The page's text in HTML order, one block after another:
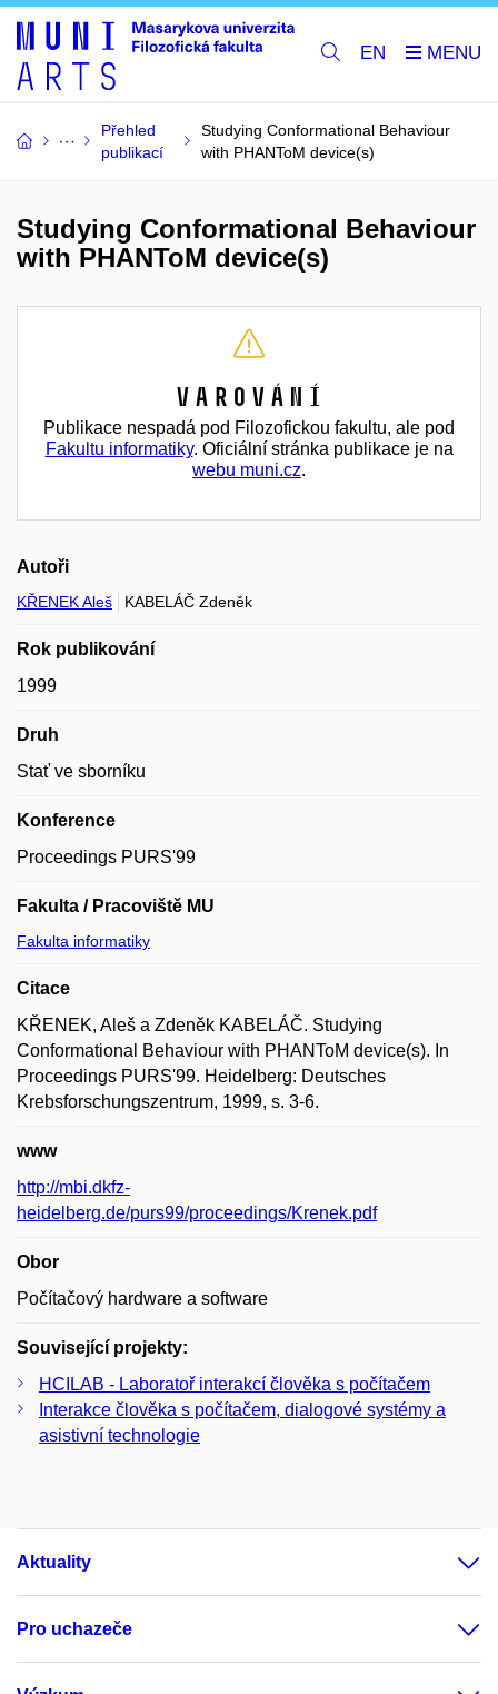
EN
Přehled
publikací
Studying Conformational Behaviour
with PHANToM device(s)
Studying Conformational Behaviour
with PHANToM device(s)
Varování
Publikace nespadá pod Filozofickou fakultu, ale pod
Fakultu informatiky. Oficiální stránka publikace je na
webu muni.cz.
Autoři
KŘENEK Aleš KABELÁČ Zdeněk
Rok publikování
1999
Druh
Stať ve sborníku
Konference
Proceedings PURS'99
Fakulta / Pracoviště MU
Fakulta informatiky
Citace
KŘENEK, Aleš a Zdeněk KABELÁČ. Studying
Conformational Behaviour with PHANToM device(s). In
Proceedings PURS'99. Heidelberg: Deutsches
Krebsforschungszentrum, 1999, s. 3-6.
www
http://mbi.dkfz-
heidelberg.de/purs99/proceedings/Krenek.pdf
Obor
Počítačový hardware a software
Související projekty:
HCILAB - Laboratoř interakcí člověka s počítačem
Interakce člověka s počítačem, dialogové systémy a
asistivní technologie
Aktuality
Pro uchazeče